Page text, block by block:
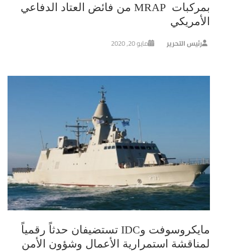
بمركبات MRAP من فائض العتاد الدفاعي
الأمريكي
رئيس التحرير مايو 20, 2020
مايكروسوفت وIDC تستضيفان حدثاً رقمياً
لمناقشة استمرارية الأعمال وشؤون الأمن